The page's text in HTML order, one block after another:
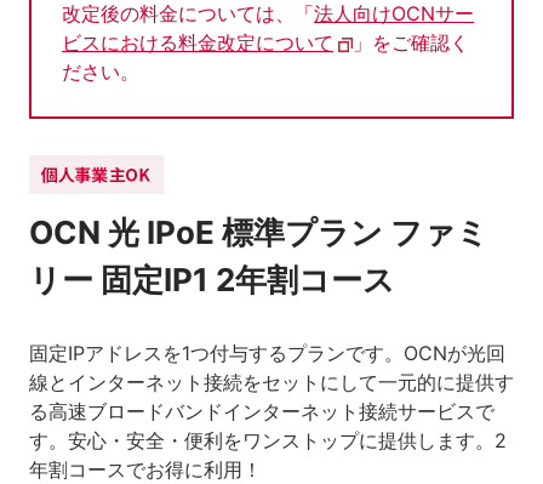
改定後の料金については、「法人向けOCNサー
ビスにおける料金改定について
」をご確認く
ださい。
OCN 光 IPoE 標準プラン ファミ
リー 固定IP1 2年割コース
固定IPアドレスを1つ付与するプランです。OCNが光回
線とインターネット接続をセットにして一元的に提供す
る高速ブロードバンドインターネット接続サービスで
す。安心・安全・便利をワンストップに提供します。2
年割コースでお得に利用！